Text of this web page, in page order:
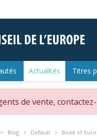
Actualités Titres
de vente,
Blog Default Book of